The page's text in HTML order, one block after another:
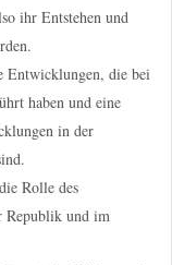
ihr Entstehen und
Entwicklungen, die bei
haben und eine
in der
Rolle des
Republik und im